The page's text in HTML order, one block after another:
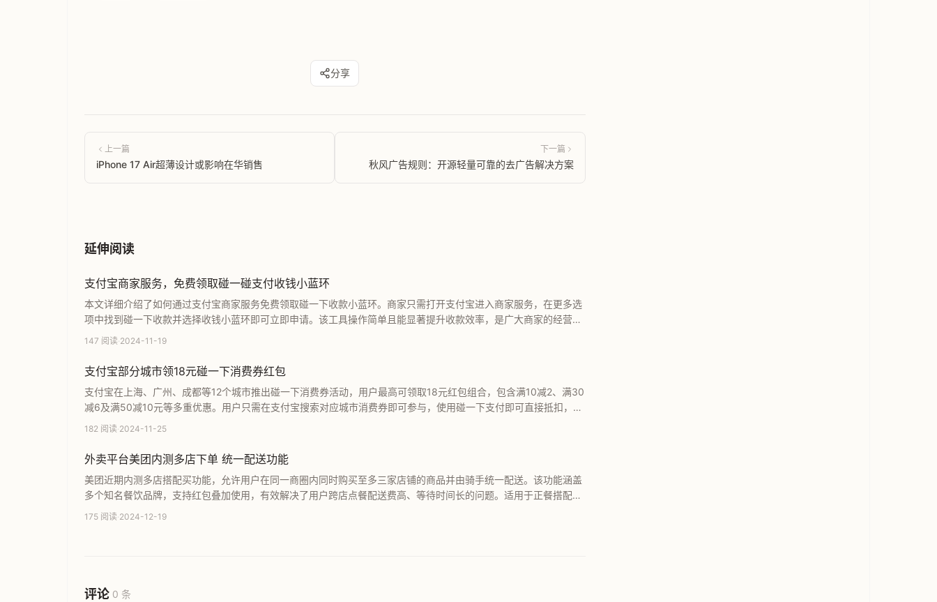
分享
上一篇
iPhone 17 Air超薄设计或影响在华销售
下一篇
秋风广告规则：开源轻量可靠的去广告解决方案
延伸阅读
支付宝商家服务，免费领取碰一碰支付收钱小蓝环
本文详细介绍了如何通过支付宝商家服务免费领取碰一下收款小蓝环。商家只需打开支付宝进入商家服务，在更多选
项中找到碰一下收款并选择收钱小蓝环即可立即申请。该工具操作简单且能显著提升收款效率，是广大商家的经营利
器，快来查看详细的操作步骤并免费获取您的收款神器。
147 阅读·2024-11-19
支付宝部分城市领18元碰一下消费券红包
支付宝在上海、广州、成都等12个城市推出碰一下消费券活动，用户最高可领取18元红包组合，包含满10减2、满30
减6及满50减10元等多重优惠。用户只需在支付宝搜索对应城市消费券即可参与，使用碰一下支付即可直接抵扣，是
近期不容错过的生活省钱福利攻略。
182 阅读·2024-11-25
外卖平台美团内测多店下单 统一配送功能
美团近期内测多店搭配买功能，允许用户在同一商圈内同时购买至多三家店铺的商品并由骑手统一配送。该功能涵盖
多个知名餐饮品牌，支持红包叠加使用，有效解决了用户跨店点餐配送费高、等待时间长的问题。适用于正餐搭配饮
品、甜点及团体订餐等多种消费场景，进一步提升了外卖平台的点餐效率与用户体验。
175 阅读·2024-12-19
评论 0 条